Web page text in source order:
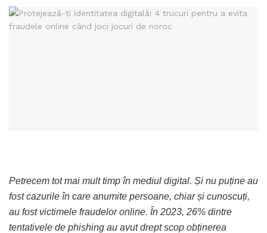
Petrecem tot mai mult timp în mediul digital. Și nu puține au
fost cazurile în care anumite persoane, chiar și cunoscuți,
au fost victimele fraudelor online. În 2023, 26% dintre
tentativele de phishing au avut drept scop obținerea